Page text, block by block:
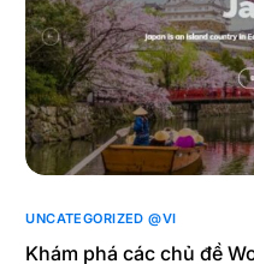
UNCATEGORIZED @VI
Khám phá các chủ đề